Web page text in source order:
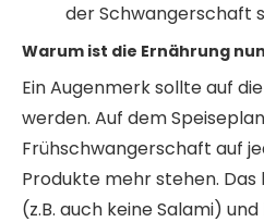
der Schwangerschaft
Warum ist die Ernährung
Ein Augenmerk sollte auf
werden. Auf dem
Frühschwangerschaft auf
Produkte mehr stehen.
(z.B. auch keine Salami)